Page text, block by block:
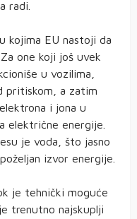
radi.
kojima EU nastoji da
one koji još uvek
u vozilima,
pritiskom, a zatim
i jona u
električne energije.
je voda, što jasno
izvor energije.
je tehnički moguće
trenutno najskuplji